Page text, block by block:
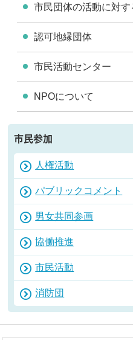
市民団体の活動に対
認可地縁団体
市民活動センター
NPOについて
市民参加
人権活動
パブリックコメント
男女共同参画
協働推進
市民活動
消防団